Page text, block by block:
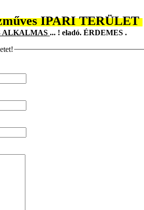
IPARI TERÜLET
ALKALMAS ... ! eladó. ÉRDEMES .